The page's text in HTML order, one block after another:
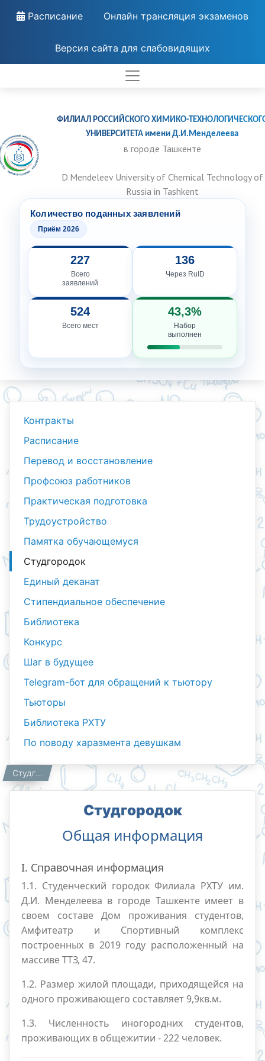
Расписание Онлайн трансляция экзаменов
Версия сайта для слабовидящих
ФИЛИАЛ РОССИЙСКОГО ХИМИКО-
УНИВЕРСИТЕТА имени Д.И.Менделеева
в городе Ташкенте
D.Mendeleev University of Chemical Technology of
Russia in Tashkent
Количество поданных заявлений
Приём 2026
227
Всего
заявлений
136
Через RuID
524
Всего мест
43,3%
Набор
выполнен
Контракты
Расписание
Перевод и восстановление
Профсоюз работников
Практическая подготовка
Трудоустройство
Памятка обучающемуся
Студгородок
Единый деканат
Стипендиальное обеспечение
Библиотека
Конкурс
Шаг в будущее
Telegram-бот для обращений к тьютору
Тьюторы
Библиотека РХТУ
По поводу харазмента девушкам
Главная
Студентам Студгородок
Студгородок
Общая информация
I. Справочная информация
1.1. Студенческий городок Филиала РХТУ им.
Д.И. Менделеева в городе Ташкенте имеет в
своем составе Дом проживания студентов,
Амфитеатр и Спортивный комплекс
построенных в 2019 году расположенный на
массиве ТТЗ, 47.
1.2. Размер жилой площади, приходящейся на
одного проживающего составляет 9,9кв.м.
1.3. Численность иногородних студентов,
проживающих в общежитии - 222 человек.